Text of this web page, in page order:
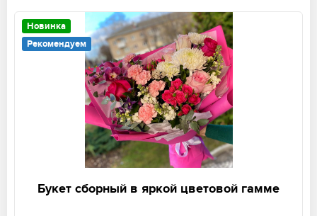
Новинка
Рекомендуем
Букет сборный в яркой цветовой гамме